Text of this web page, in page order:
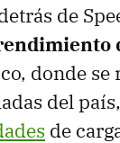
de
donde se
del país,
de